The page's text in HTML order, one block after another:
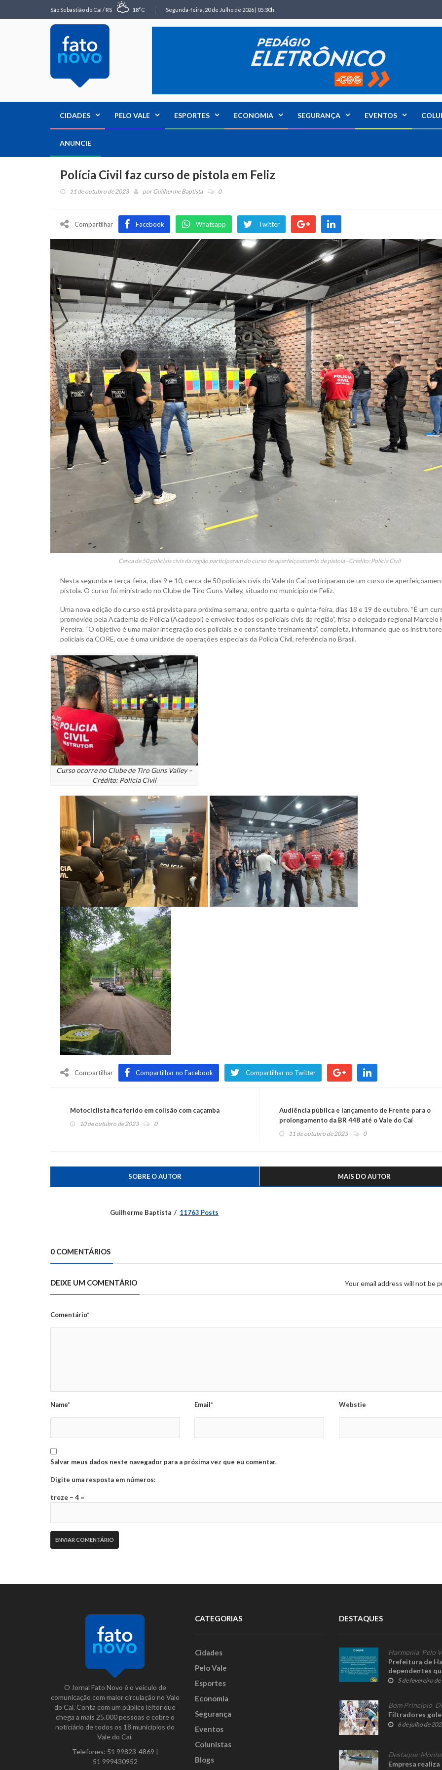
São Sebastião do Caí / RS 18°C Segunda-feira, 20 de Julho de 2026 | 05:30h
CIDADES PELO VALE ESPORTES ECONOMIA SEGURANÇA EVENTOS
ANUNCIE
Polícia Civil faz curso de pistola em Feliz
11 de outubro de 2023 porGuilherme Baptista 0
Compartilhar Facebook Whatsapp Twitter
Cerca de 50 policiais civis da região participaram do curso de aperfeiçoamento de pistola - Crédito: Polícia Civil
Nesta segunda e terça-feira, dias 9 e 10, cerca de 50 policiais civis do Vale do Caí participaram de um curso de
pistola. O curso foi ministrado no Clube de Tiro Guns Valley, situado no município de Feliz.
Uma nova edição do curso está prevista para próxima semana, entre quarta e quinta-feira, dias 18 e 19 de outubro. “É um
promovido pela Academia de Polícia (Acadepol) e envolve todos os policiais civis da região”, frisa o delegado regional Marcelo
Pereira. “O objetivo é uma maior integração dos policiais e o constante treinamento”, completa, informando que os
policiais da CORE, que é uma unidade de operações especiais da Polícia Civil, referência no Brasil.
Curso ocorre no Clube de Tiro Guns Valley –
Crédito: Polícia Civil
Compartilhar Compartilhar no Facebook Compartilhar no Twitter
Motociclista fica ferido em colisão com caçamba
10 de outubro de 2023 0
Audiência pública e lançamento de Frente para o
prolongamento da BR 448 até o Vale do Caí
11 de outubro de 2023 0
SOBRE O AUTOR MAIS DO AUTOR
Guilherme Baptista 11763 Posts
0 COMENTÁRIOS
DEIXE UM COMENTÁRIO Your email address will not be
Comentário*
Name* Email* Webstie
Salvar meus dados neste navegador para a próxima vez que eu comentar.
Digite uma resposta em números:
treze − 4 =
O Jornal Fato Novo é o veículo de
comunicação com maior circulação no Vale
do Caí. Conta com um público leitor que
chega a mais 25.000 pessoas e cobre o
noticiário de todos os 18 municípios do
Vale do Caí.
Telefones: 51 99823-4869 |
51 999430952
CATEGORIAS
Cidades
Pelo Vale
Esportes
Economia
Segurança
Eventos
Colunistas
Blogs
DESTAQUES
Harmonia, Pelo
Prefeitura de
dependentes
5 de fevereiro
Bom Princípio
Filtradores
6 de julho de
Destaque,
Empresa